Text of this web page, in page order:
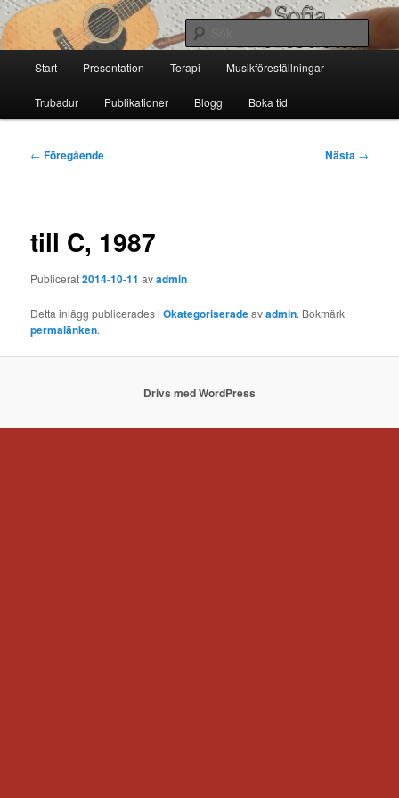
Hoppa
till
primärt
innehållSofia Thoresdotter
Start Presentation Terapi Musikföreställningar
Trubadur Publikationer Blogg Boka tid
Inläggsnavigering
← Föregående Nästa →
till C, 1987
Publicerat2014-10-11 avadmin
Detta inlägg publicerades iOkategoriseradeavadmin. Bokmärk
permalänken.
Drivs med WordPress